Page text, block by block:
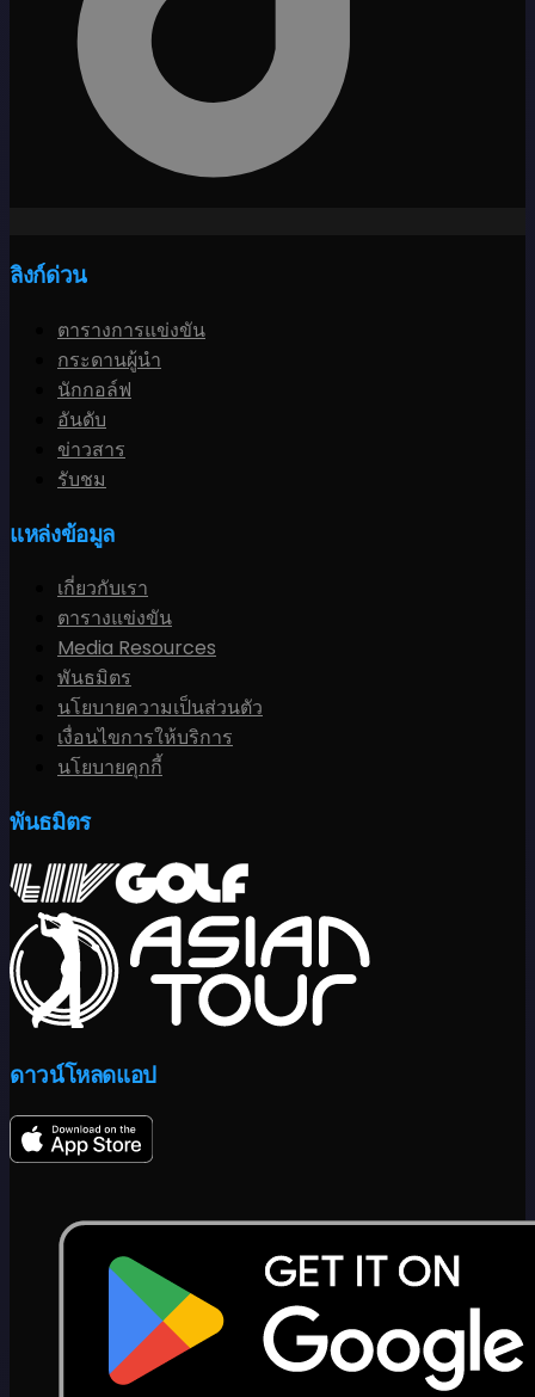
ลิงก์ด่วน
ตารางการแข่งขัน
กระดานผู้นำ
นักกอล์ฟ
อันดับ
ข่าวสาร
รับชม
แหล่งข้อมูล
เกี่ยวกับเรา
ตารางแข่งขัน
Media Resources
พันธมิตร
นโยบายความเป็นส่วนตัว
เงื่อนไขการให้บริการ
นโยบายคุกกี้
พันธมิตร
ดาวน์โหลดแอป